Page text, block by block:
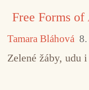
Free Forms of
Tamara Bláhová
Zelené žáby, udu